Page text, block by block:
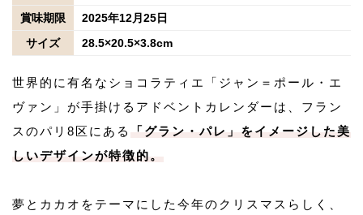
賞味期限
2025年12月25日
サイズ
28.5×20.5×3.8cm
世界的に有名なショコラティエ「ジャン＝ポール・エ
ヴァン」が手掛けるアドベントカレンダーは、フラン
スのパリ8区にある
「グラン・パレ」をイメージした美
しいデザインが特徴的。
夢とカカオをテーマにした今年のクリスマスらしく、